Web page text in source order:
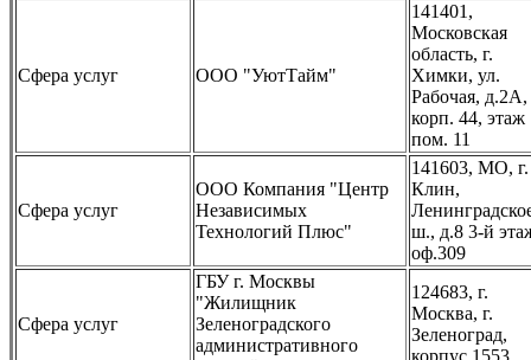
Сфера услуг ООО "УютТайм"
141401,
Московская
область, г.
Химки, ул.
Рабочая, д.2А,
корп. 44, этаж
пом. 11
Сфера услуг
ООО Компания "Центр
Независимых
Технологий Плюс"
141603, МО, г.
Клин,
ш., д.8 3-й
оф.309
Сфера услуг
ГБУ г. Москвы
"Жилищник
Зеленоградского
административного
124683, г.
Москва, г.
Зеленоград,